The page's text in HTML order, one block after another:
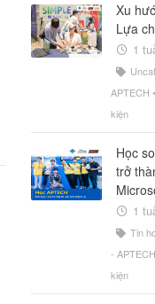
Xu
Lựa
1
APTECH •
kiện
Học
trở
1
Tin
- APTECH
kiện